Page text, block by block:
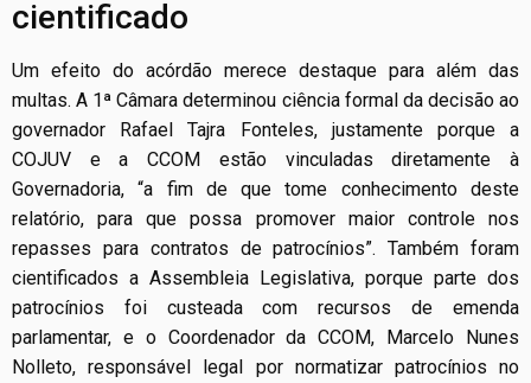
cientificado
Um efeito do acórdão merece destaque para além das
multas. A 1ª Câmara determinou ciência formal da decisão ao
governador Rafael Tajra Fonteles, justamente porque a
COJUV e a CCOM estão vinculadas diretamente à
Governadoria, “a fim de que tome conhecimento deste
relatório, para que possa promover maior controle nos
repasses para contratos de patrocínios”. Também foram
cientificados a Assembleia Legislativa, porque parte dos
patrocínios foi custeada com recursos de emenda
parlamentar, e o Coordenador da CCOM, Marcelo Nunes
Nolleto, responsável legal por normatizar patrocínios no